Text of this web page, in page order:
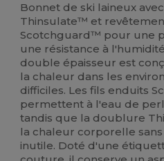
Bonnet de ski laineux
Thinsulate™ et
Scotchguard™ pour une
une résistance à
double épaisseur est
la chaleur dans les
difficiles. Les fils enduits
permettent à l'eau de
tandis que la doublure
la chaleur corporelle
inutile. Doté d'une